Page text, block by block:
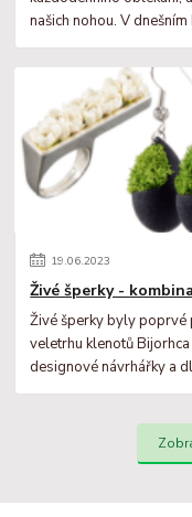
našich nohou. V
19.06.2023
Živé šperky -
Živé šperky byly poprvé
veletrhu klenotů
designové návrhářky a